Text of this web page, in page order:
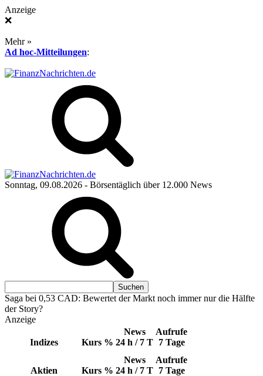
Anzeige
❌
Mehr »
Ad hoc-Mitteilungen:
Sonntag, 09.08.2026 - Börsentäglich über 12.000 News
Saga bei 0,53 CAD: Bewertet der Markt noch immer nur die Hälfte
der Story?
Anzeige
Indizes Kurs %
News
24 h / 7 T
Aufrufe
7 Tage
Aktien Kurs %
News
24 h / 7 T
Aufrufe
7 Tage